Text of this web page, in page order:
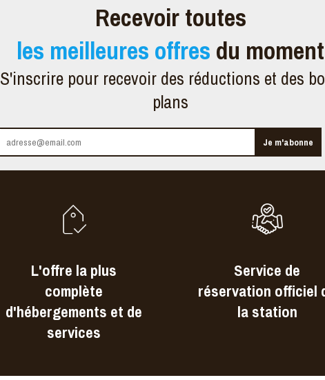
Recevoir toutes
les meilleures offres du moment
S'inscrire pour recevoir des réductions et des
plans
L'offre la plus
complète
d'hébergements et de
services
Service de
réservation officiel
la station